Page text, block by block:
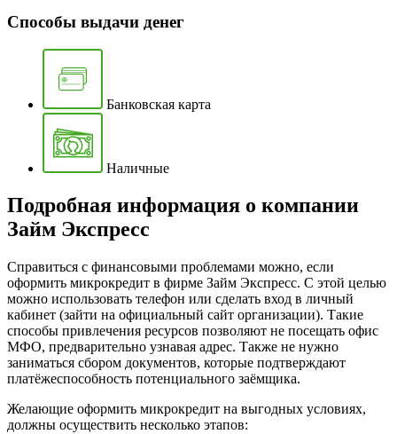
Способы выдачи денег
Банковская карта
Наличные
Подробная информация о компании
Займ Экспресс
Справиться с финансовыми проблемами можно, если
оформить микрокредит в фирме Займ Экспресс. С этой целью
можно использовать телефон или сделать вход в личный
кабинет (зайти на официальный сайт организации). Такие
способы привлечения ресурсов позволяют не посещать офис
МФО, предварительно узнавая адрес. Также не нужно
заниматься сбором документов, которые подтверждают
платёжеспособность потенциального заёмщика.
Желающие оформить микрокредит на выгодных условиях,
должны осуществить несколько этапов: